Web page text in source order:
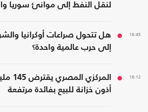
لنقل النفط إلى موانئ سوريا
16:45
هل تتحول صراعات أوكرانيا
إلى حرب عالمية واحدة؟
16:12
أذون خزانة للبيع بفائدة مرتفعة